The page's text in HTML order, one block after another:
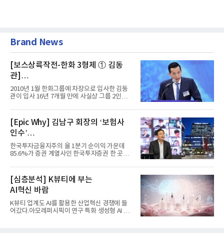
Brand News
[보스상륙작전-한화 3형제 ① 김동
관]
입사 16년 만에 수석부회장 … 경영승
계 ‘초읽기’
2010년 1월 한화그룹에 차장으로 입사한 김동
관이 입사 16년 7개월 만에 사실상 그룹 2인자
[Epic Why] 김남구 회장의 ‘보험사
인수’
발걸음이 신중해진 배경은?
한국투자금융지주의 올 1분기 순이익 가운데
85.6%가 증권 계열사인 한국투자증권 한 곳에
[심층분석] K뷰티에 부는
AI혁신 바람
K뷰티 업계도 AI를 활용한 산업혁신 경쟁에 들
어갔다.아모레퍼시픽이 연구 특화 생성형 AI 플